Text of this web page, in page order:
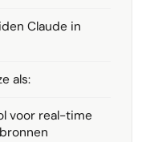
Claude in
als:
voor real-time